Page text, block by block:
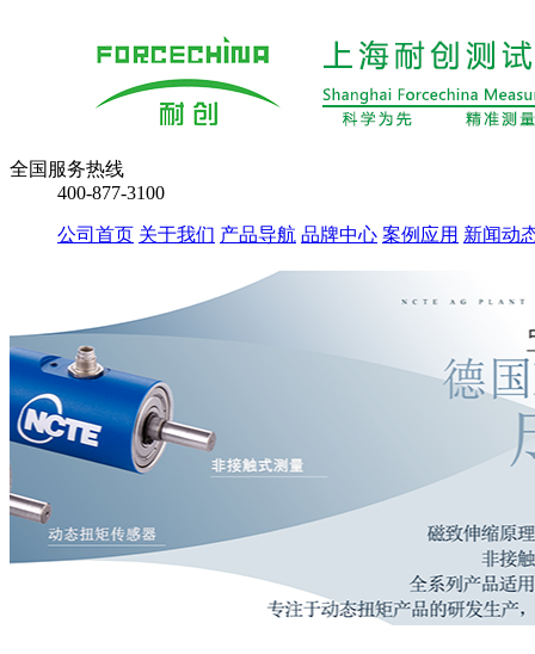
全国服务热线
400-877-3100
公司首页 关于我们 产品导航 品牌中心 案例应用 新闻动